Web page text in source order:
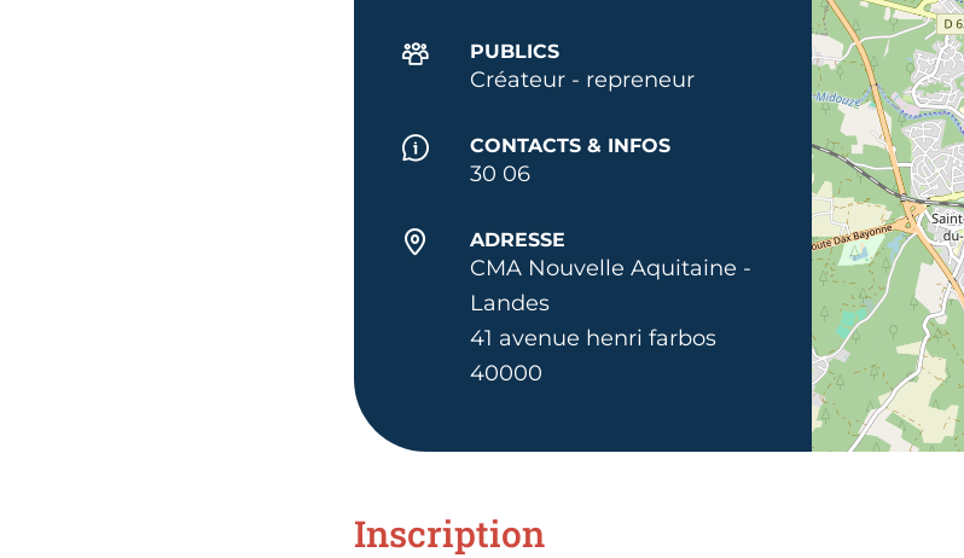
PUBLICS
Créateur - repreneur
CONTACTS & INFOS
30 06
ADRESSE
CMA Nouvelle Aquitaine -
Landes
41 avenue henri farbos
40000
Inscription